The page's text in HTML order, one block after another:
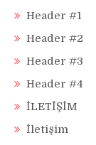
Header #1
Header #2
Header #3
Header #4
İLETİŞİM
İletişim